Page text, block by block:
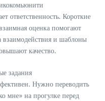
ответственность. Короткие
оценка помогают
взаимодействия и шаблоны
качество.
задания
Нужно переводить
мне» на прогулке перед